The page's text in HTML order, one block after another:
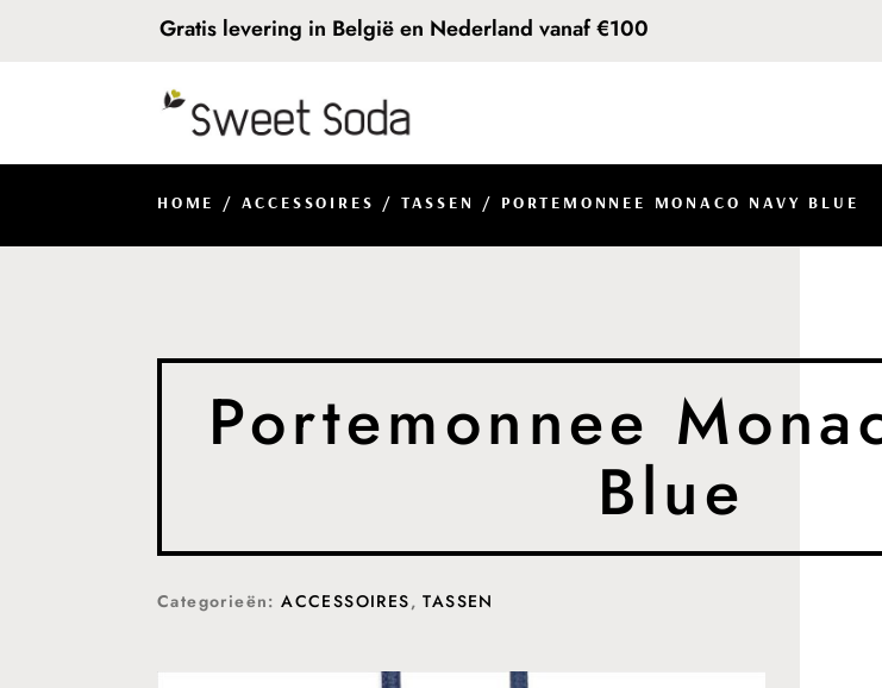
Gratis levering in België en Nederland vanaf €100
HOME / ACCESSOIRES / TASSEN / PORTEMONNEE MONACO NAVY BLUE
Portemonnee
Blue
Categorieën:ACCESSOIRES,TASSEN